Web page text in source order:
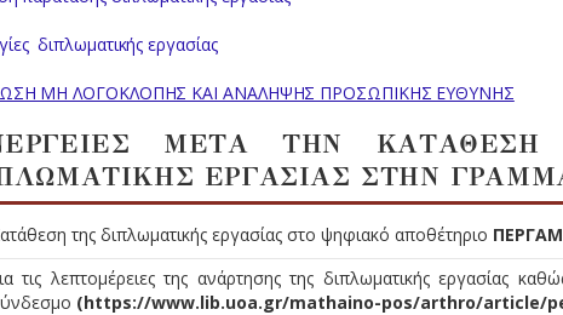
διπλωματικής εργασίας
ΜΗ ΛΟΓΟΚΛΟΠΗΣ ΚΑΙ ΑΝΑΛΗΨΗΣ ΠΡΟΣΩΠΙΚΗΣ ΕΥΘΥΝΗΣ
ΜΕΤΑ ΤΗΝ ΚΑΤΑΘΕΣΗ
ΕΡΓΑΣΙΑΣ ΣΤΗΝ
της διπλωματικής εργασίας στο ψηφιακό αποθέτηριο
τις λεπτομέρειες της ανάρτησης της διπλωματικής εργασίας
(https://www.lib.uoa.gr/mathaino-pos/arthro/article/